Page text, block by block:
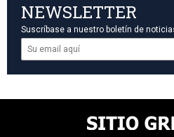
NEWSLETTER
Suscríbase a nuestro boletín de